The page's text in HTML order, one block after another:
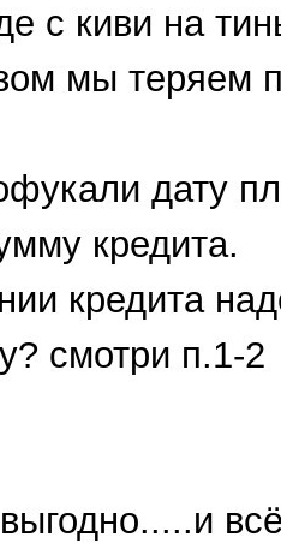
с киви на
мы теряем
дату
кредита.
кредита
смотри п.1-2